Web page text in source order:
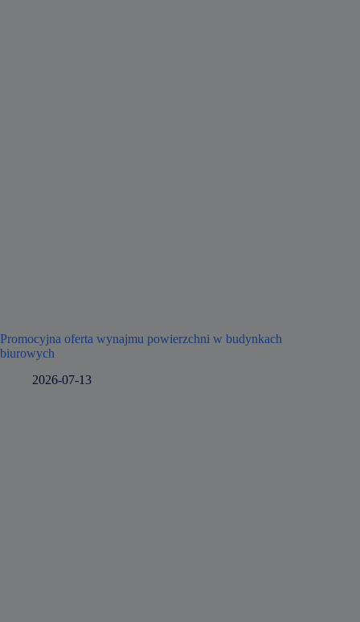
Promocyjna oferta wynajmu powierzchni w budynkach
biurowych
2026-07-13